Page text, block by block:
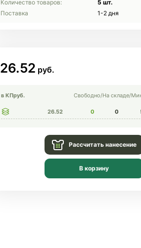
Количество товаров:
5 шт.
Поставка
1-2 дня
26.52
в КПруб. Свободно/На складе/
26.52 0 0
Рассчитать нанесение
В корзину